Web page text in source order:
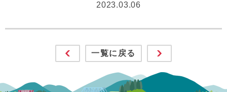
2023.03.06
一覧に戻る